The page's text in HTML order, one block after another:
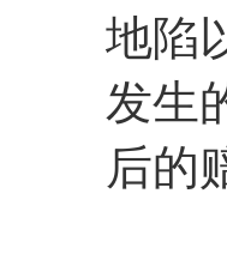
地陷
发生
后的